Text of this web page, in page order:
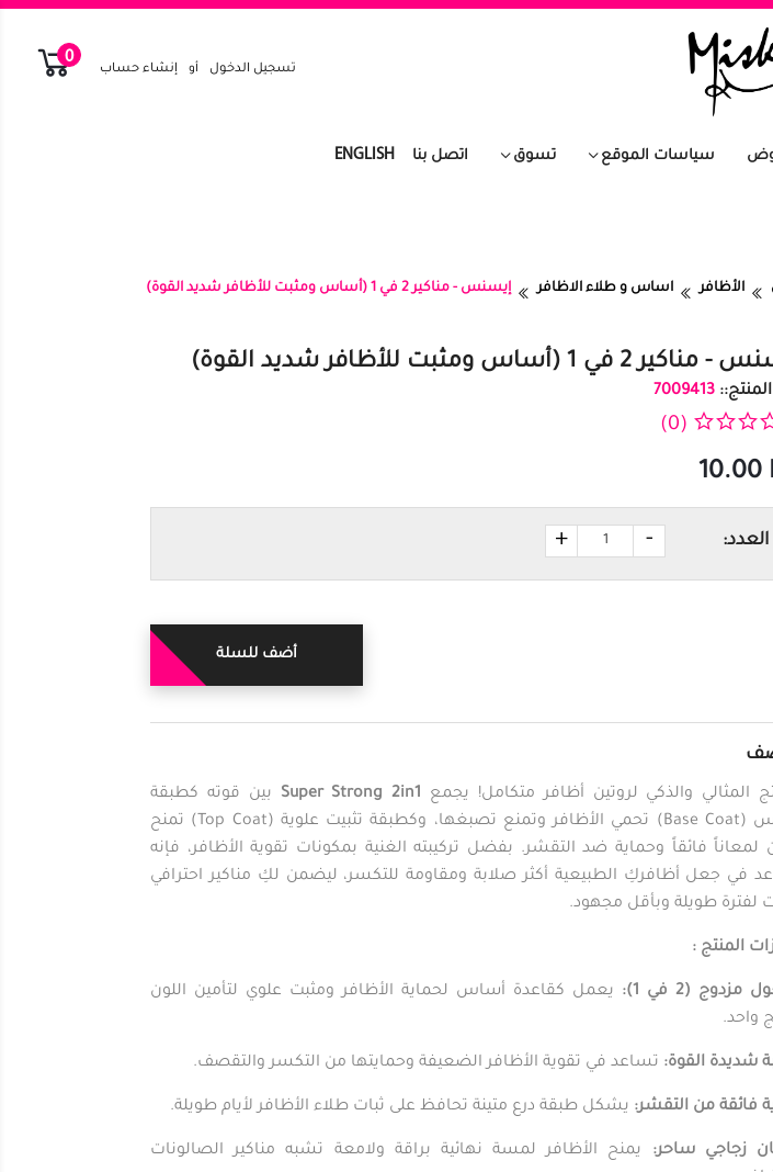
تسجيل الدخول أو إنشاء حساب
0
سياسات الموقع تسوق اتصل بنا ENGLISH
الأظافر اساس و طلاء الاظافر إيسنس - مناكير 2 في 1 (أساس ومثبت للأظافر شديد القوة)
2 في 1 (أساس ومثبت للأظافر شديد القوة)
7009413
(0)
10.00
العدد: -
+
أضف للسلة
المثالي والذكي لروتين أظافر متكامل! يجمع Super Strong 2in1 بين قوته كطبقة
أساس (Base Coat) تحمي الأظافر وتمنع تصبغها، وكطبقة تثبيت علوية (Top Coat) تمنح
لمعاناً فائقاً وحماية ضد التقشر. بفضل تركيبته الغنية بمكونات تقوية الأظافر، فإنه
في جعل أظافركِ الطبيعية أكثر صلابة ومقاومة للتكسر، ليضمن لكِ مناكير احترافي
لفترة طويلة وبأقل مجهود.
المنتج :
مزدوج (2 في 1):
يعمل كقاعدة أساس لحماية الأظافر ومثبت علوي لتأمين اللون
واحد.
شديدة القوة: تساعد في تقوية الأظافر الضعيفة وحمايتها من التكسر والتقصف.
فائقة من التقشر: يشكل طبقة درع متينة تحافظ على ثبات طلاء الأظافر لأيام طويلة.
زجاجي ساحر: يمنح الأظافر لمسة نهائية براقة ولامعة تشبه مناكير الصالونات